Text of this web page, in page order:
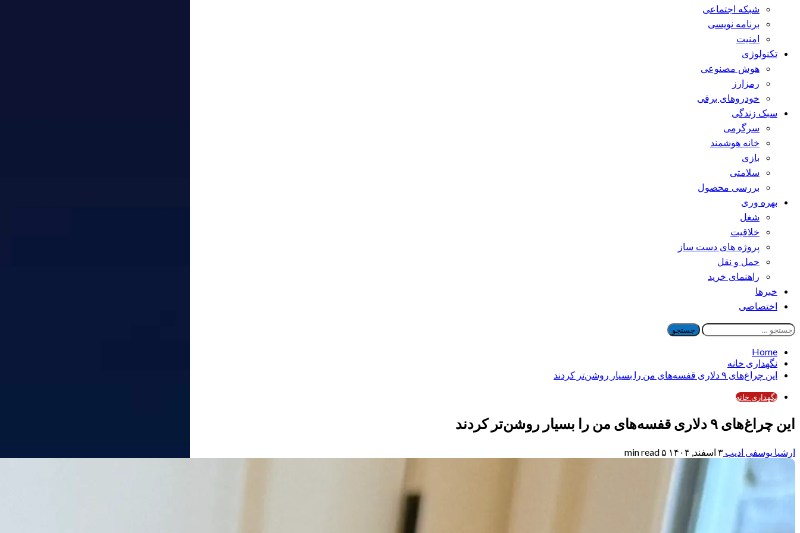
شبکه اجتماعی
برنامه نویسی
امنیت
تکنولوژی
هوش مصنوعی
رمزارز
خودروهای برقی
سبک زندگی
سرگرمی
خانه هوشمند
بازی
سلامتی
بررسی محصول
بهره وری
شغل
خلاقیت
پروژه های دست ساز
حمل و نقل
راهنمای خرید
خبرها
اختصاصی
جستجو
برای:
Home
نگهداری خانه
این چراغ‌های ۹ دلاری قفسه‌های من را بسیار روشن‌تر کردند
نگهداری خانه
این چراغ‌های ۹ دلاری قفسه‌های من را بسیار روشن‌تر کردند
ارشیا یوسفی ادیب ۳ اسفند, ۱۴۰۴ ۵ min read